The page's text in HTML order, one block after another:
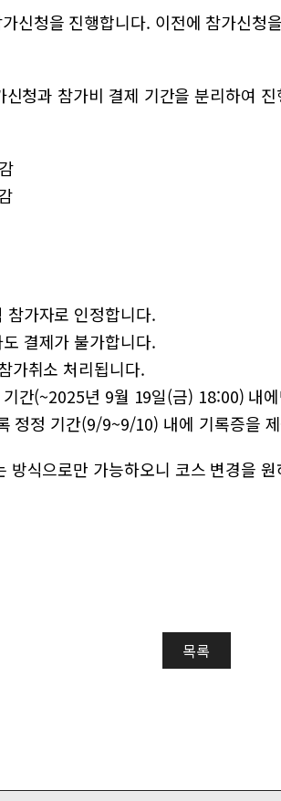
신청을 진행합니다. 이전에 참가신
청과 참가비 결제 기간을 분리하여
가자로 인정합니다.
결제가 불가합니다.
가취소 처리됩니다.
간(~2025년 9월 19일(금) 18:00) 내
정정 기간(9/9~9/10) 내에 기록증을
식으로만 가능하오니 코스 변경을
목록